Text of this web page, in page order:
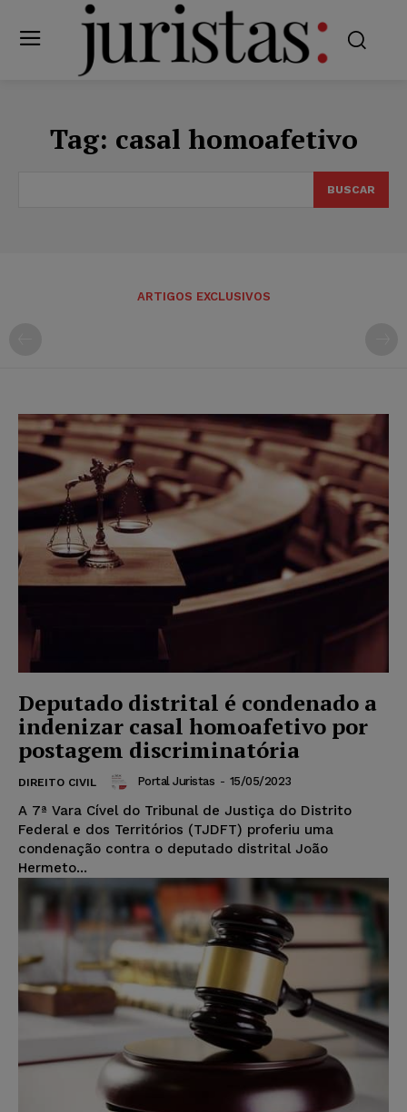
Tag: casal homoafetivo
BUSCAR
ARTIGOS EXCLUSIVOS
Deputado distrital é condenado a
indenizar casal homoafetivo por
postagem discriminatória
DIREITO CIVIL Portal Juristas - 15/05/2023
A 7ª Vara Cível do Tribunal de Justiça do Distrito
Federal e dos Territórios (TJDFT) proferiu uma
condenação contra o deputado distrital João
Hermeto...